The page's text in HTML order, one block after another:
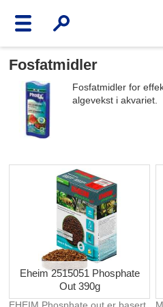
Fosfatmidler
Fosfatmidler for
algevekst i akvariet.
Eheim 2515051 Phosphate
Out 390g